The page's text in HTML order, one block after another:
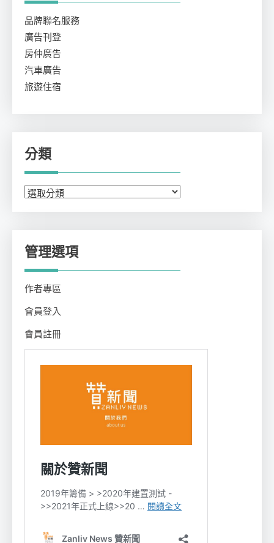
品牌聯名服務
廣告刊登
房仲廣告
汽車廣告
旅遊住宿
分類
分
管理選項
作者專區
會員登入
會員註冊